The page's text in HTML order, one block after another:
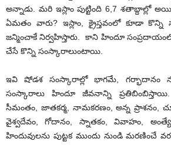
అన్నాడు. మరి ఇస్లాం పుట్టింది 6,7 శతాబ్దాల్లో
ఏమతం వారు? ఇస్లాం, క్రైస్తవంలో కూడా కొన్ని
జన్మించాకే నిర్వహిస్తారు. కాని హిందూ సంప్రదాయంలో
చేసే కొన్ని సంస్కారాలుంటాయి.
ఇవి షోడశ సంస్కారాల్లో భాగమే, గర్భాదానం
సంస్కారాలు హిందూ జీవనాన్ని ప్రతిబింబిస్తాయి.
సీమంతం, జాతకర్మ, నామకరణం, అన్న ప్రాశనం,
వైశ్వదేవం, గోదానం, స్నాతకం, వివాహం,
హిందువులను పుట్టక ముందు నుండి మరణించే